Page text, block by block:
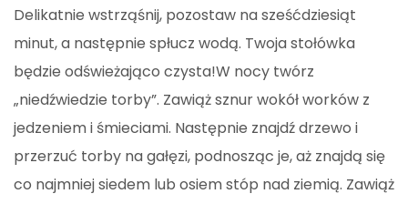
Delikatnie wstrząśnij, pozostaw na sześćdziesiąt
minut, a następnie spłucz wodą. Twoja stołówka
będzie odświeżająco czysta!W nocy twórz
„niedźwiedzie torby”. Zawiąż sznur wokół worków z
jedzeniem i śmieciami. Następnie znajdź drzewo i
przerzuć torby na gałęzi, podnosząc je, aż znajdą się
co najmniej siedem lub osiem stóp nad ziemią. Zawiąż